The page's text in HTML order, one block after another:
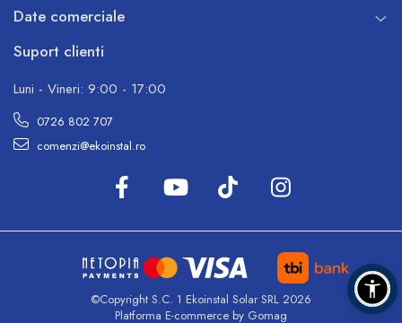
Date comerciale
Suport clienti
Luni - Vineri: 9:00 - 17:00
0726 802 707
comenzi@ekoinstal.ro
©Copyright S.C. 1 Ekoinstal Solar SRL 2026
Platforma E-commerce by Gomag